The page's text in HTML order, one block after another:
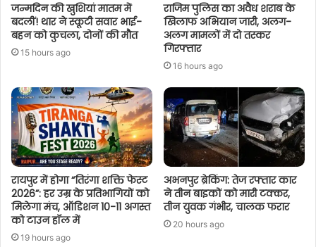
जन्मदिन की खुशियां मातम में
बदलीं! थार ने स्कूटी सवार भाई-
बहन को कुचला, दोनों की मौत
15 hours ago
राजिम पुलिस का अवैध शराब के
खिलाफ अभियान जारी, अलग-
अलग मामलों में दो तस्कर
गिरफ्तार
16 hours ago
रायपुर में होगा “तिरंगा शक्ति फेस्ट
2026”: हर उम्र के प्रतिभागियों को
मिलेगा मंच, ऑडिशन 10-11 अगस्त
को टाउन हॉल में
19 hours ago
अभनपुर ब्रेकिंग: तेज रफ्तार कार
ने तीन बाइकों को मारी टक्कर,
तीन युवक गंभीर, चालक फरार
20 hours ago